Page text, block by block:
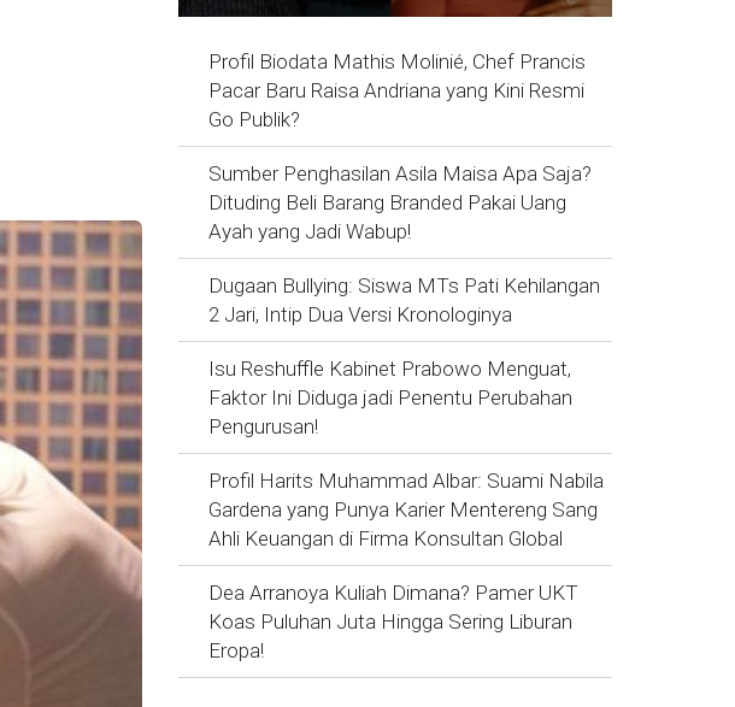
Profil Biodata Mathis Molinié, Chef Prancis
Pacar Baru Raisa Andriana yang Kini Resmi
Go Publik?
Sumber Penghasilan Asila Maisa Apa Saja?
Dituding Beli Barang Branded Pakai Uang
Ayah yang Jadi Wabup!
Dugaan Bullying: Siswa MTs Pati Kehilangan
2 Jari, Intip Dua Versi Kronologinya
Isu Reshuffle Kabinet Prabowo Menguat,
Faktor Ini Diduga jadi Penentu Perubahan
Pengurusan!
Profil Harits Muhammad Albar: Suami Nabila
Gardena yang Punya Karier Mentereng Sang
Ahli Keuangan di Firma Konsultan Global
Dea Arranoya Kuliah Dimana? Pamer UKT
Koas Puluhan Juta Hingga Sering Liburan
Eropa!